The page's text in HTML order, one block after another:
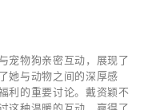
宠物狗亲密互动，展现了
她与动物之间的深厚感
利的重要讨论。戴资颖不